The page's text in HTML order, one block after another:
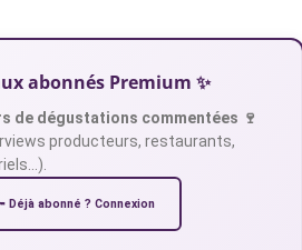
abonnés Premium ✨
de dégustations commentées 🍷
producteurs, restaurants,
Déjà abonné ? Connexion